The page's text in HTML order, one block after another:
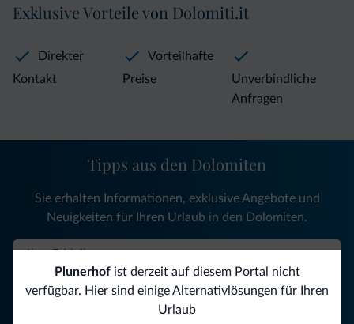
Plunerhofist derzeit auf diesem Portal nicht
verfügbar. Hier sind einige Alternativlösungen für Ihren
Urlaub
Exklusive Vorteile von Dolomiti.it
Direkter
Kontakt
Vorteilhafte
Preise
Unverbindliche
Anfragen
Tipps aus den Dolomiten
Sie erhalten Informationen, exklusive Angebote und
Neuigkeiten für Ihren Urlaub in den Dolomiten.